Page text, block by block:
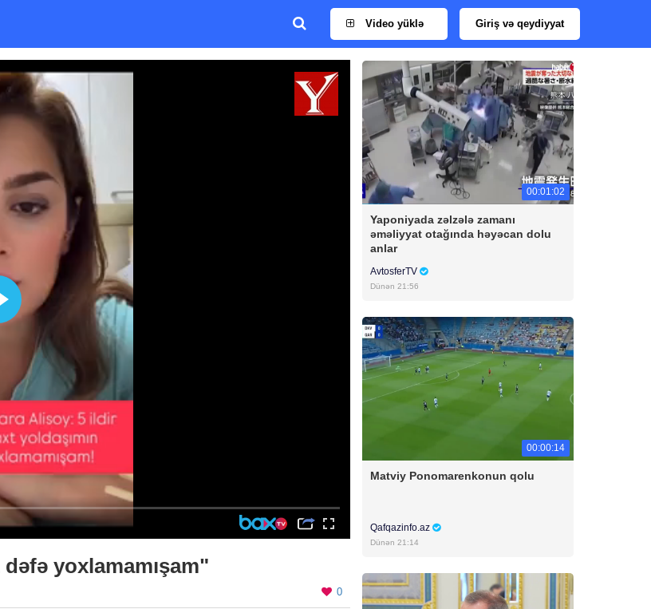
Video yüklə Giriş və qeydiyyat
yoxlamamışam"
0
00:01:02
Yaponiyada zəlzələ zamanı
əməliyyat otağında həyəcan dolu
anlar
AvtosferTV
Dünən 21:56
00:00:14
Matviy Ponomarenkonun qolu
Qafqazinfo.az
Dünən 21:14